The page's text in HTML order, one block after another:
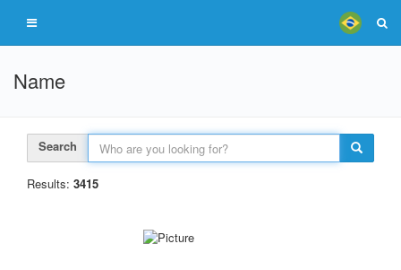
Name
Search
Results: 3415